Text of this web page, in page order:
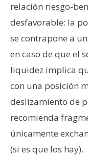
relación riesgo-
desfavorable: la
se contrapone a
en caso de que el
liquidez implica
con una posición
deslizamiento de
recomienda
únicamente
(si es que los hay).